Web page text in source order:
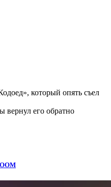
который опять съел
вернул его обратно